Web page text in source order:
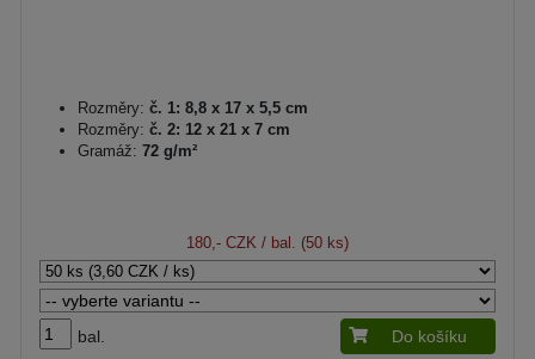
Rozměry: č. 1: 8,8 x 17 x 5,5 cm
Rozměry: č. 2: 12 x 21 x 7 cm
Gramáž: 72 g/m²
180,- CZK / bal. (50 ks)
bal. Do košíku